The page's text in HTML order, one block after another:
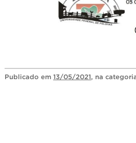
Publicado em 13/05/2021, na